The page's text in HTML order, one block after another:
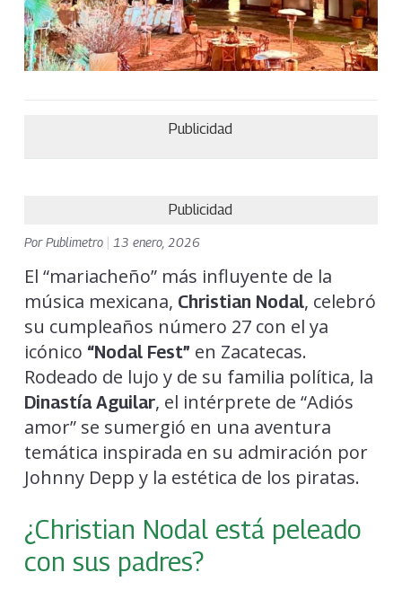
Publicidad
Publicidad
PorPublimetro 13 enero, 2026
El “mariacheño” más influyente de la
música mexicana, Christian Nodal, celebró
su cumpleaños número 27 con el ya
icónico “Nodal Fest” en Zacatecas.
Rodeado de lujo y de su familia política, la
Dinastía Aguilar, el intérprete de “Adiós
amor” se sumergió en una aventura
temática inspirada en su admiración por
Johnny Depp y la estética de los piratas.
¿Christian Nodal está peleado
con sus padres?